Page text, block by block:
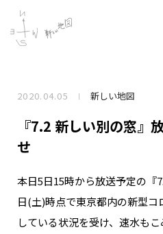
NEWS
SCHEDULE
PROFILE
稲垣 吾郎 草彅 剛 香
2020.04.05 新しい地図
『7.2 新しい別の窓』
せ
本日5日15時から放送予定の『
日(土)時点で東京都内の新型
している状況を受け、速水も